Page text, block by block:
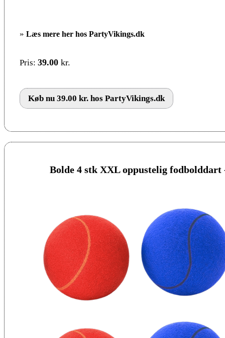
» Læs mere her hos PartyVikings.dk
Pris: 39.00 kr.
Køb nu 39.00 kr. hos PartyVikings.dk
Bolde 4 stk XXL oppustelig fodbolddart